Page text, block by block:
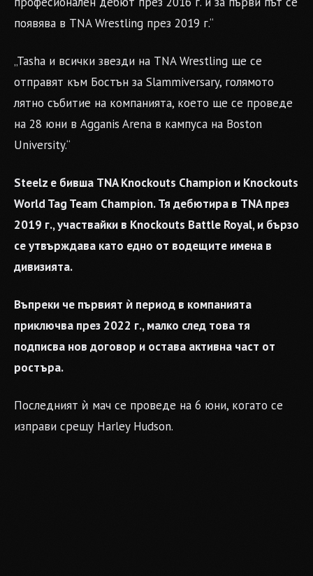
появява в TNA Wrestling през 2019 г.“
„Tasha и всички звезди на TNA Wrestling ще се
отправят към Бостън за Slammiversary, голямото
лятно събитие на компанията, което ще се проведе
на 28 юни в Agganis Arena в кампуса на Boston
University.“
Steelz е бивша TNA Knockouts Champion и Knockouts
World Tag Team Champion. Тя дебютира в TNA през
2019 г., участвайки в Knockouts Battle Royal, и бързо
се утвърждава като едно от водещите имена в
дивизията.
Въпреки че първият ѝ период в компанията
приключва през 2022 г., малко след това тя
подписва нов договор и остава активна част от
ростъра.
Последният ѝ мач се проведе на 6 юни, когато се
изправи срещу Harley Hudson.